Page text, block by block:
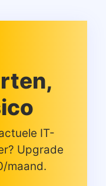
IT-
Upgrade
maand.